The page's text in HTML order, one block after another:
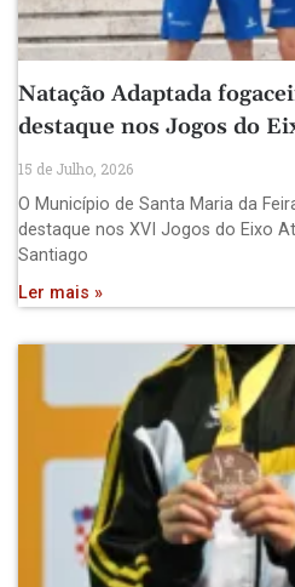
Natação Adaptada
destaque nos Jogos do
15 de Julho, 2026
O Município de Santa Maria da
destaque nos XVI Jogos do Eixo
Santiago
Ler mais »